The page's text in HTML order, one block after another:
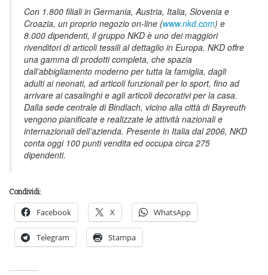
Con 1.800 filiali in Germania, Austria, Italia, Slovenia e
Croazia, un proprio negozio on-line (www.nkd.com) e
8.000 dipendenti, il gruppo NKD è uno dei maggiori
rivenditori di articoli tessili al dettaglio in Europa. NKD offre
una gamma di prodotti completa, che spazia
dall’abbigliamento moderno per tutta la famiglia, dagli
adulti ai neonati, ad articoli funzionali per lo sport, fino ad
arrivare ai casalinghi e agli articoli decorativi per la casa.
Dalla sede centrale di Bindlach, vicino alla città di Bayreuth
vengono pianificate e realizzate le attività nazionali e
internazionali dell’azienda. Presente in Italia dal 2006, NKD
conta oggi 100 punti vendita ed occupa circa 275
dipendenti.
Condividi:
Facebook X WhatsApp
Telegram Stampa